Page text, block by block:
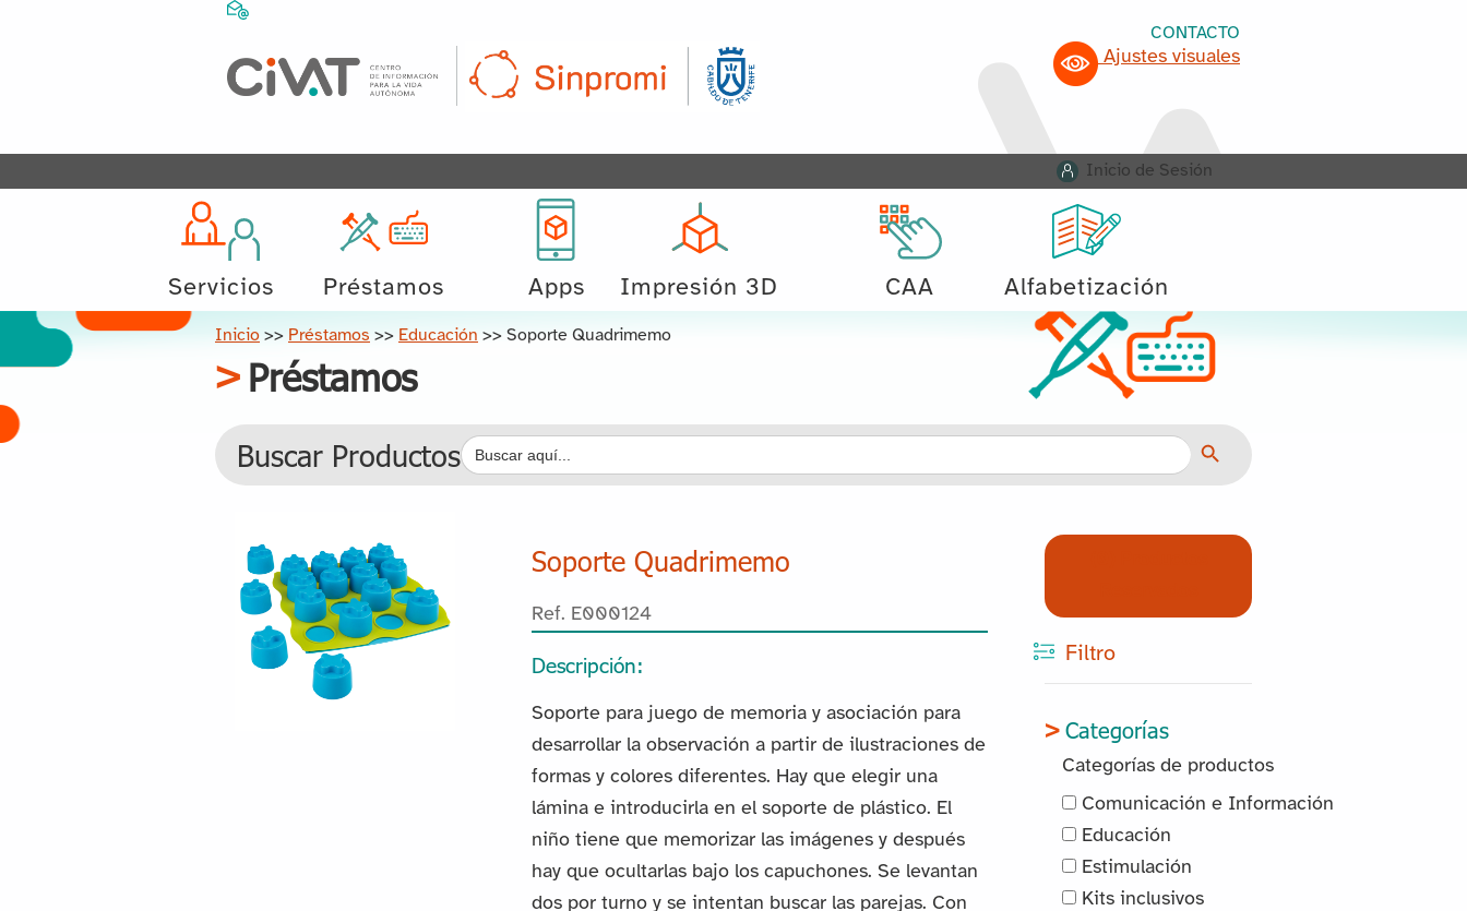
CONTACTO
Ajustes visuales
Inicio de Sesión
Servicios Préstamos Apps Impresión 3D CAA Alfabetización
Inicio >> Préstamos >> Educación >> Soporte Quadrimemo
Préstamos
Buscar ProductosBuscar: Botón de búsqueda
Soporte Quadrimemo
Ref. E000124
Descripción:
Soporte para juego de memoria y asociación para
desarrollar la observación a partir de ilustraciones de
formas y colores diferentes. Hay que elegir una
lámina e introducirla en el soporte de plástico. El
niño tiene que memorizar las imágenes y después
hay que ocultarlas bajo los capuchones. Se levantan
dos por turno y se intentan buscar las parejas. Con
Filtro
Categorías
Categorías de productos
Comunicación e Información
Educación
Estimulación
Kits inclusivos